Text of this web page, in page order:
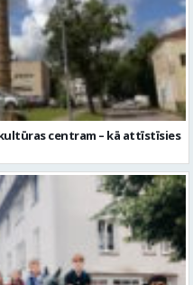
centram – kā attīstīsies